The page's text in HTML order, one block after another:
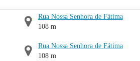
Rua Nossa Senhora de Fátima
108 m
Rua Nossa Senhora de Fátima
108 m